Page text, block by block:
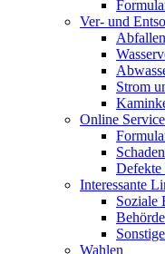
Ver- und
Strom
Online Service
Defekte
Interessante
Soziale
Wahlen